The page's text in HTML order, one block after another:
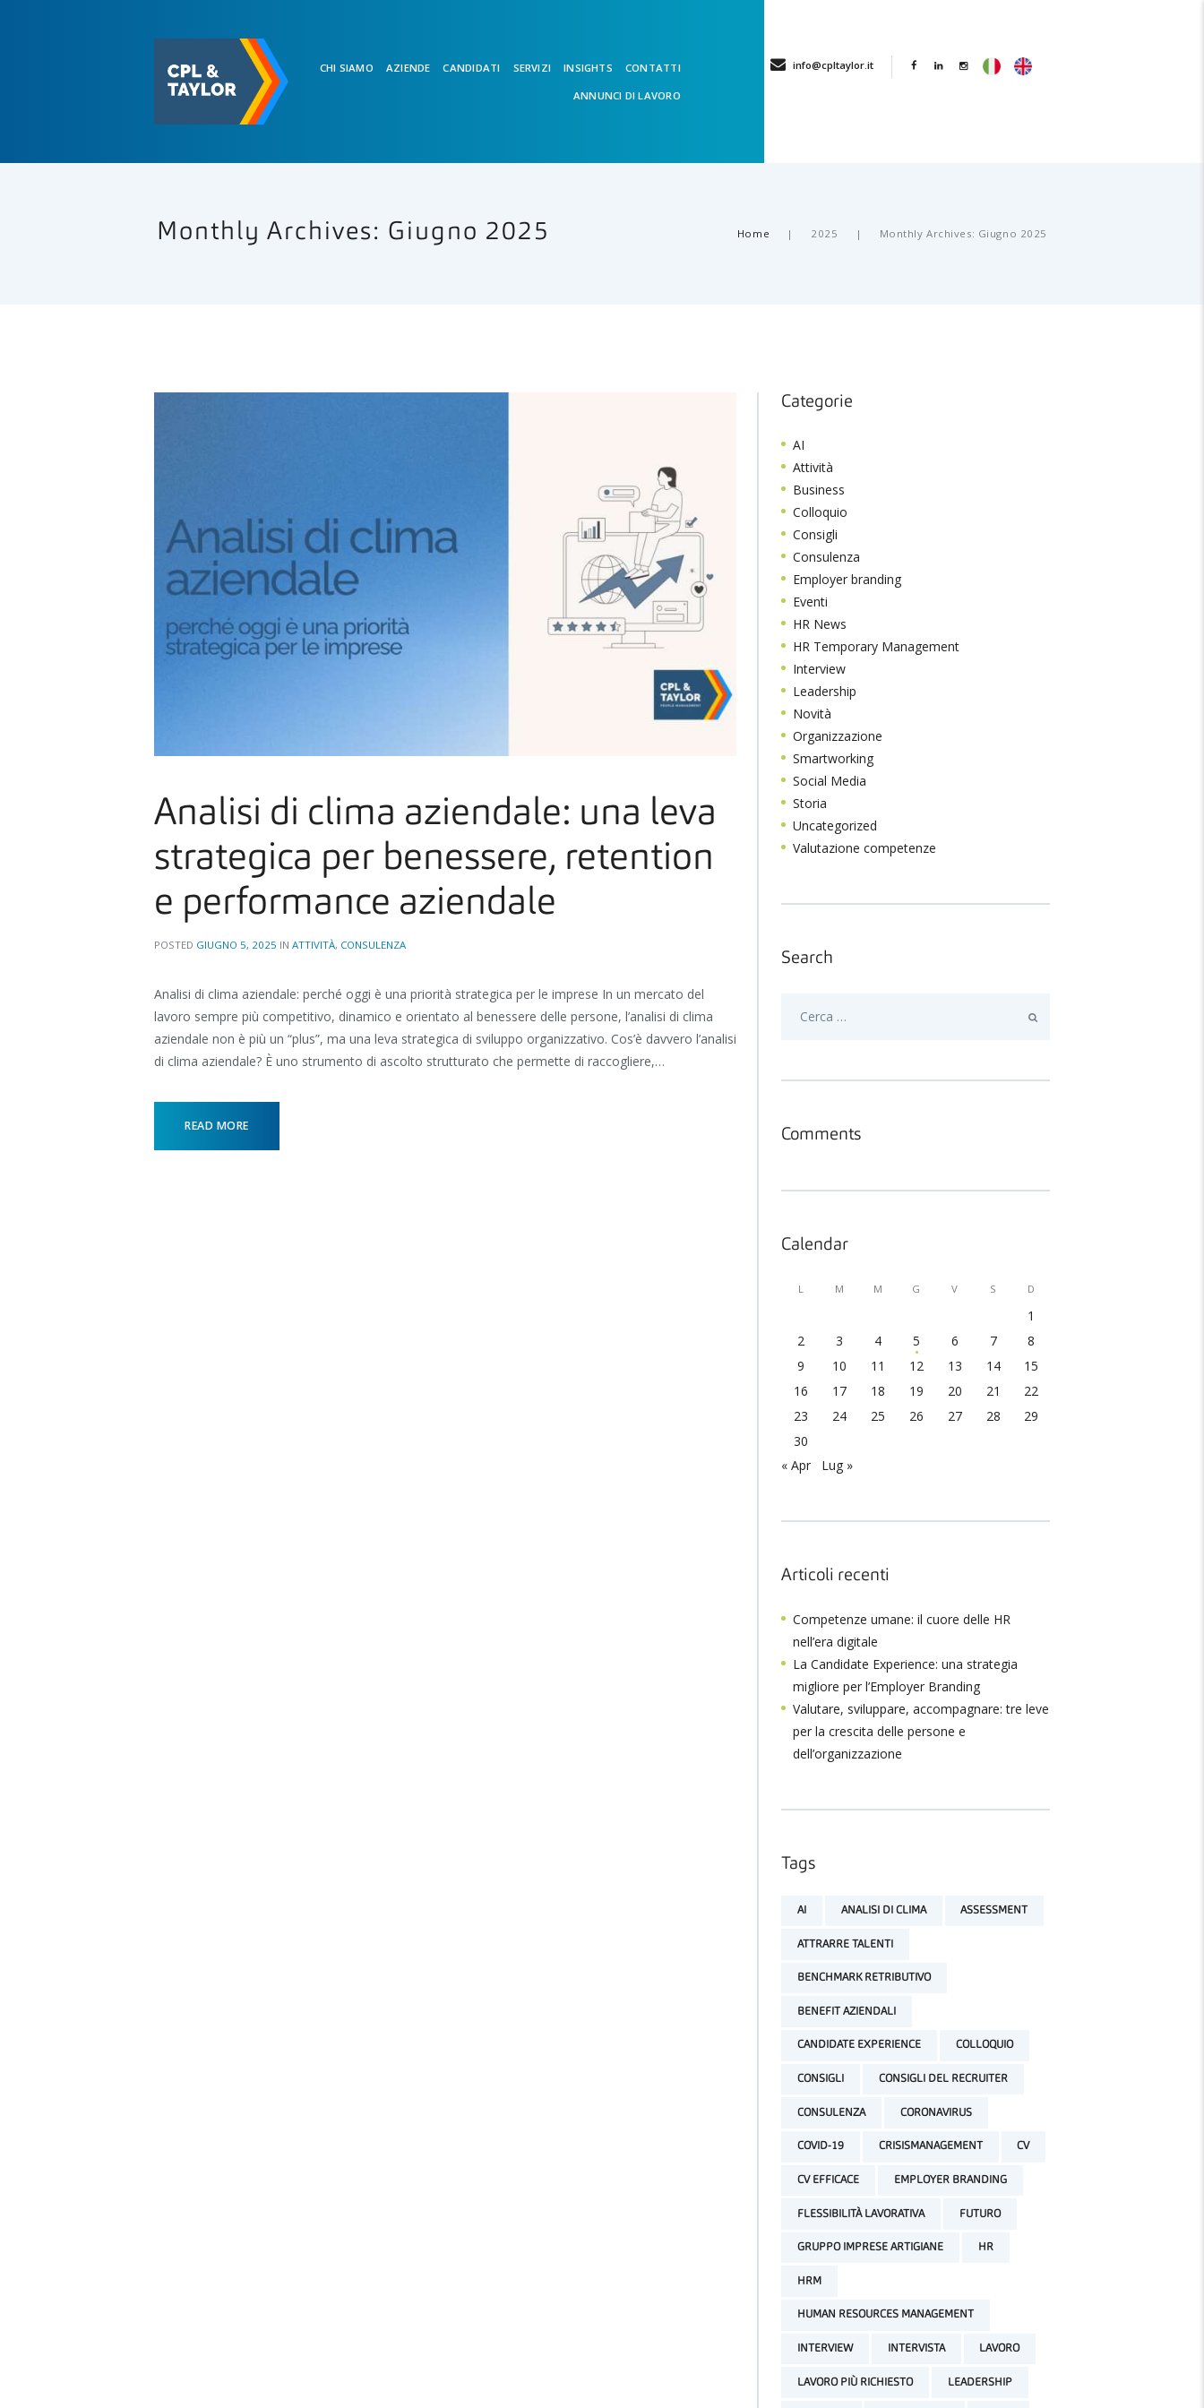
info@cpltaylor.it
CHI SIAMO AZIENDE CANDIDATI SERVIZI INSIGHTS CONTATTI
ANNUNCI DI LAVORO
Monthly Archives: Giugno 2025 Home 2025 Monthly Archives: Giugno 2025
Analisi di clima aziendale: una leva
strategica per benessere, retention
e performance aziendale
POSTED GIUGNO 5, 2025 IN ATTIVITÀ, CONSULENZA
Analisi di clima aziendale: perché oggi è una priorità strategica per le imprese In un mercato del
lavoro sempre più competitivo, dinamico e orientato al benessere delle persone, l’analisi di clima
aziendale non è più un “plus”, ma una leva strategica di sviluppo organizzativo. Cos’è davvero l’analisi
di clima aziendale? È uno strumento di ascolto strutturato che permette di raccogliere,…
READ MORE
Categorie
AI
Attività
Business
Colloquio
Consigli
Consulenza
Employer branding
Eventi
HR News
HR Temporary Management
Interview
Leadership
Novità
Organizzazione
Smartworking
Social Media
Storia
Uncategorized
Valutazione competenze
Search
Comments
Calendar
L M M G V S D
1
2
3 4 5 6 7
8
9
10 11 12 13 14
15
16
17 18 19 20 21
22
23
24 25 26 27 28
29
30
« Apr
Lug »
Articoli recenti
Competenze umane: il cuore delle HR
nell’era digitale
La Candidate Experience: una strategia
migliore per l’Employer Branding
Valutare, sviluppare, accompagnare: tre leve
per la crescita delle persone e
dell’organizzazione
Tags
AI ANALISI DI CLIMA ASSESSMENT
ATTRARRE TALENTI
BENCHMARK RETRIBUTIVO
BENEFIT AZIENDALI
CANDIDATE EXPERIENCE COLLOQUIO
CONSIGLI CONSIGLI DEL RECRUITER
CONSULENZA CORONAVIRUS
COVID-19 CRISISMANAGEMENT CV
CV EFFICACE EMPLOYER BRANDING
FLESSIBILITÀ LAVORATIVA FUTURO
GRUPPO IMPRESE ARTIGIANE HR
HRM
HUMAN RESOURCES MANAGEMENT
INTERVIEW INTERVISTA LAVORO
LAVORO PIÙ RICHIESTO LEADERSHIP